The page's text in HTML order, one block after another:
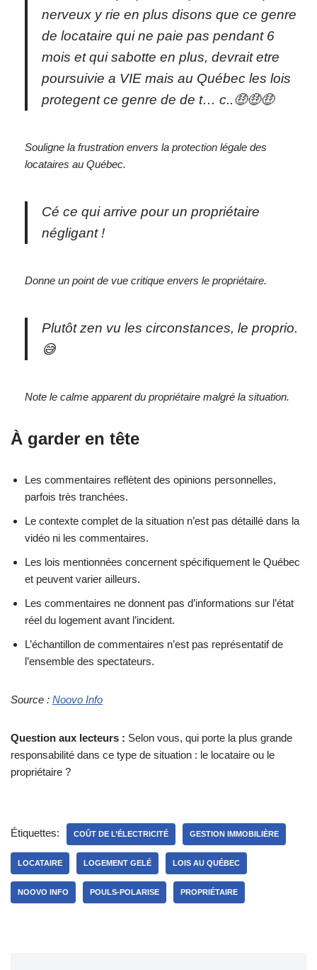
nerveux y rie en plus disons que ce genre
de locataire qui ne paie pas pendant 6
mois et qui sabotte en plus, devrait etre
poursuivie a VIE mais au Québec les lois
protegent ce genre de de t… c..🤑🤑🤑
Souligne la frustration envers la protection légale des
locataires au Québec.
Cé ce qui arrive pour un propriétaire
négligant !
Donne un point de vue critique envers le propriétaire.
Plutôt zen vu les circonstances, le proprio.
😅
Note le calme apparent du propriétaire malgré la situation.
À garder en tête
Les commentaires reflètent des opinions personnelles,
parfois très tranchées.
Le contexte complet de la situation n’est pas détaillé dans la
vidéo ni les commentaires.
Les lois mentionnées concernent spécifiquement le Québec
et peuvent varier ailleurs.
Les commentaires ne donnent pas d’informations sur l’état
réel du logement avant l’incident.
L’échantillon de commentaires n’est pas représentatif de
l’ensemble des spectateurs.
Source : Noovo Info
Question aux lecteurs : Selon vous, qui porte la plus grande
responsabilité dans ce type de situation : le locataire ou le
propriétaire ?
Étiquettes: COÛT DE L’ÉLECTRICITÉ GESTION IMMOBILIÈRE
LOCATAIRE LOGEMENT GELÉ LOIS AU QUÉBEC
NOOVO INFO POULS-POLARISE PROPRIÉTAIRE